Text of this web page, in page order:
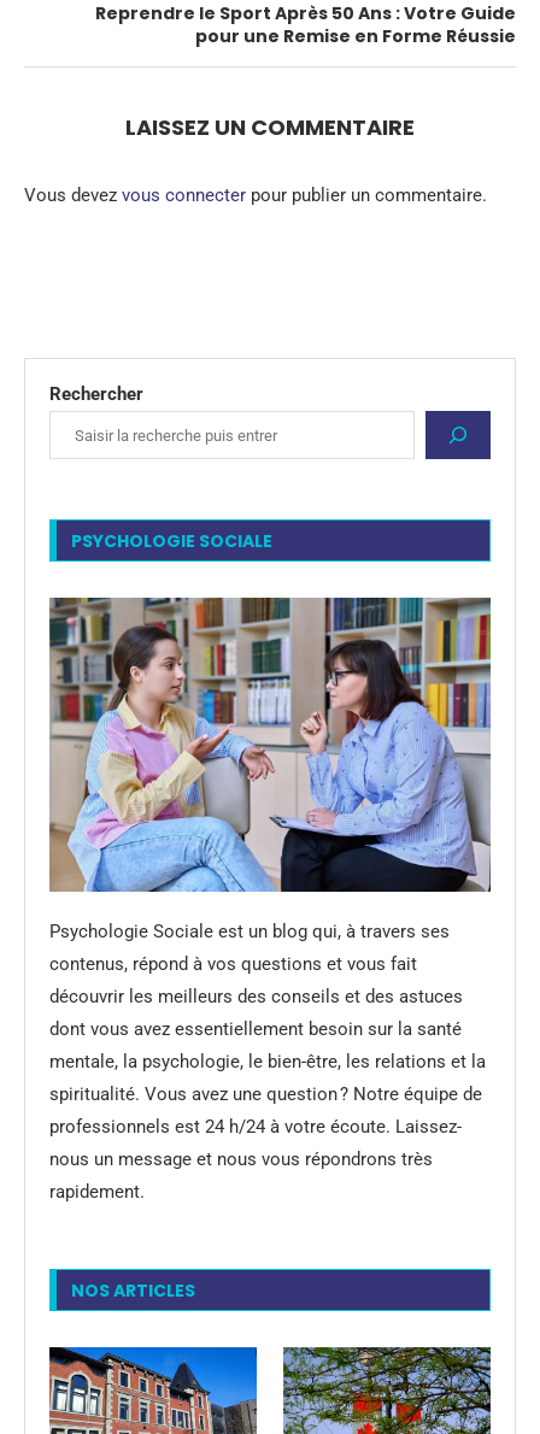
Reprendre le Sport Après 50 Ans : Votre Guide
pour une Remise en Forme Réussie
LAISSEZ UN COMMENTAIRE
Vous devez vous connecter pour publier un commentaire.
Rechercher
PSYCHOLOGIE SOCIALE
Psychologie Sociale est un blog qui, à travers ses
contenus, répond à vos questions et vous fait
découvrir les meilleurs des conseils et des astuces
dont vous avez essentiellement besoin sur la santé
mentale, la psychologie, le bien-être, les relations et la
spiritualité. Vous avez une question ? Notre équipe de
professionnels est 24 h/24 à votre écoute. Laissez-
nous un message et nous vous répondrons très
rapidement.
NOS ARTICLES